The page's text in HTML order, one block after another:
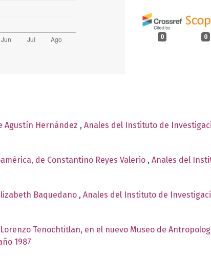
0 0
Agustín Hernández , Anales del Instituto de
de Constantino Reyes Valerio , Anales del
Baquedano , Anales del Instituto de
Tenochtitlan, en el nuevo Museo de
1987